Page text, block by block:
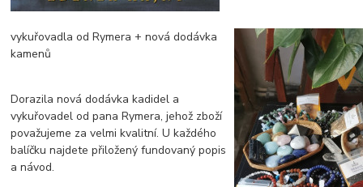
vykuřovadla od Rymera + nová dodávka
kamenů
Dorazila nová dodávka kadidel a
vykuřovadel od pana Rymera, jehož zboží
považujeme za velmi kvalitní. U každého
balíčku najdete přiložený fundovaný popis
a návod.